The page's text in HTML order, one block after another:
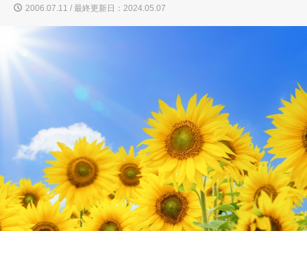
2006.07.11 / 最終更新日：2024.05.07